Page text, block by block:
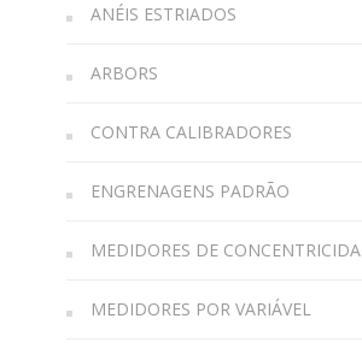
ANÉIS ESTRIADOS
ARBORS
CONTRA CALIBRADORES
ENGRENAGENS PADRÃO
MEDIDORES DE
MEDIDORES POR VARIÁVEL